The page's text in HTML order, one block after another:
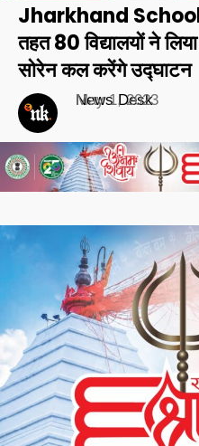
Jharkhand
तहत 80 विद्यालयों ने
सोरेन कल करेंगे उद्घाटन
News Desk
May 1, 2023